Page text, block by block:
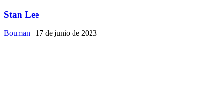
Stan Lee
Bouman | 17 de junio de 2023